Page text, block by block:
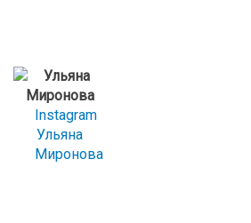
Instagram
Ульяна
Миронова